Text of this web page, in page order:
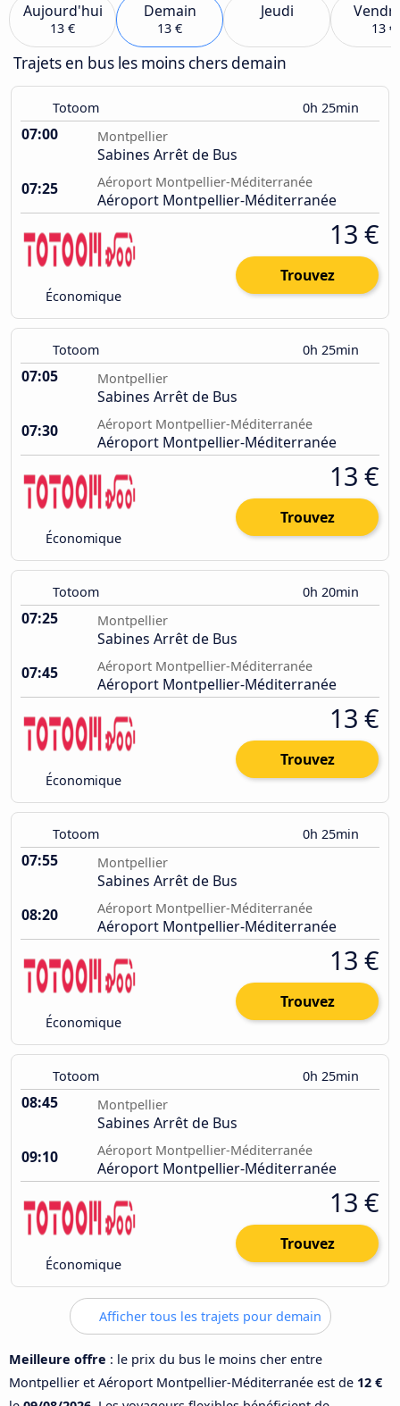
Aujourd'hui
13 €
Demain
13 €
Jeudi
13 €
Trajets en bus les moins chers demain
Totoom 0h 25min
07:00 Montpellier
Sabines Arrêt de Bus
07:25
Aéroport Montpellier-Méditerranée
Aéroport Montpellier-Méditerranée
Économique
13 €
Trouvez
Totoom 0h 25min
07:05 Montpellier
Sabines Arrêt de Bus
07:30
Aéroport Montpellier-Méditerranée
Aéroport Montpellier-Méditerranée
Économique
13 €
Trouvez
Totoom 0h 20min
07:25 Montpellier
Sabines Arrêt de Bus
07:45
Aéroport Montpellier-Méditerranée
Aéroport Montpellier-Méditerranée
Économique
13 €
Trouvez
Totoom 0h 25min
07:55 Montpellier
Sabines Arrêt de Bus
08:20
Aéroport Montpellier-Méditerranée
Aéroport Montpellier-Méditerranée
Économique
13 €
Trouvez
Totoom 0h 25min
08:45 Montpellier
Sabines Arrêt de Bus
09:10
Aéroport Montpellier-Méditerranée
Aéroport Montpellier-Méditerranée
Économique
13 €
Trouvez
Afficher tous les trajets pour demain
Meilleure offre : le prix du bus le moins cher entre
Montpellier et Aéroport Montpellier-Méditerranée est de 12 €